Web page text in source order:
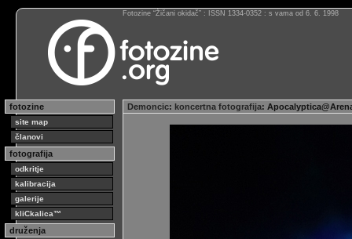
Fotozine “Žičani okidač” : ISSN 1334-0352 : s vama od 6. 6. 1998
fotozine
site map
članovi
fotografija
odkritje
kalibracija
galerije
kliCkalica™
druženja
Demoncic: koncertna fotografija: